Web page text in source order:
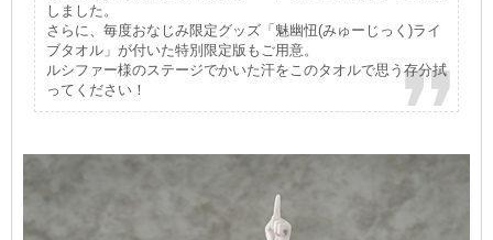
しました。
さらに、毎度おなじみ限定グッズ「魅幽忸(みゅーじっく)ライ
ブタオル」が付いた特別限定版もご用意。
ルシファー様のステージでかいた汗をこのタオルで思う存分拭
ってください！